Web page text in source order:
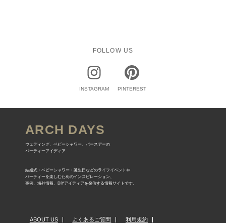
FOLLOW US
INSTAGRAM PINTEREST
ARCH DAYS
ウェディング、ベビーシャワー、バースデーの
パーティーアイディア
結婚式・ベビーシャワー・誕生日などのライフイベントや
パーティーを楽しむためのインスピレーション、
事例、海外情報、DIYアイディアを発信する情報サイトです。
ABOUT US よくあるご質問 利用規約